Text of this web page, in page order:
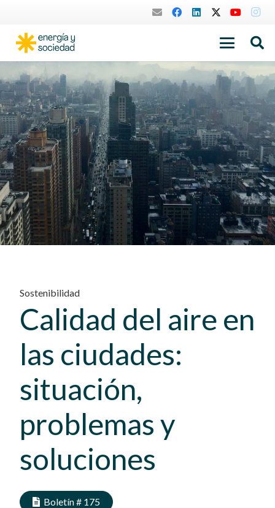
Sostenibilidad
Calidad del aire en
las ciudades:
situación,
problemas y
soluciones
Boletín # 175